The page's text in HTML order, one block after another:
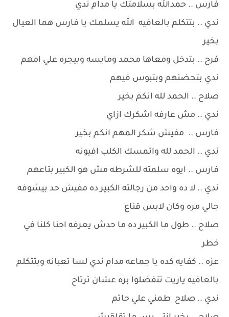
فارس .. حمدالله بسلامتك يا مدام ندي
ندي .. بتتكلم بالعافيه الله يسلمك يا فارس هما العيال
بخير
فرح .. بتدخل ومعاها محمد ومايسه وبيجره علي امهم
ندي بتحضنهم وبتبوس فيهم
صلاح .. الحمد لله انكم بخير
ندي .. مش عارفه اشكرك ازاي
فارس .. مفيش شكر المهم انكم بخير
ندي .. الحمد لله واتمسك الكلب افيونه
فارس .. ايوه سلمته للشرطه مش هو الكبير بتاعهم
ندي .. لا ده واحد من رجالته الكبير ده مفيش حد بيشوفه
جالي مره وكان لابس قناع
صلاح .. طول ما الكبير ده ما حدش يعرفه احنا كلنا في
خطر
عزه .. كفايه كده يا جماعه مدام ندي لسا تعبانه وبتتكلم
بالعافيه ياريت تتفضلوا بره عشان ترتاح
ندي .. صلاح طمني علي حاتم